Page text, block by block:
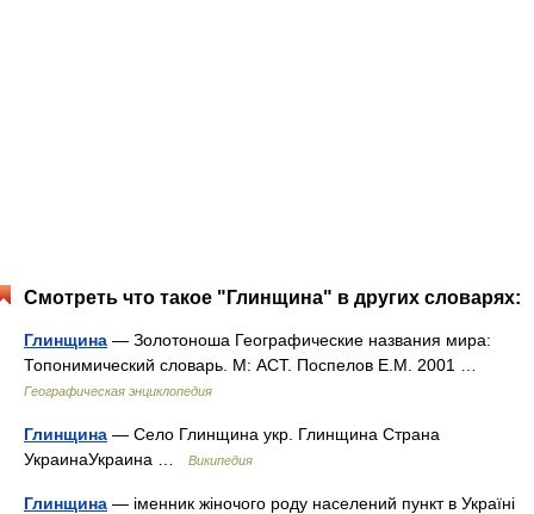
Смотреть что такое "Глинщина" в других словарях:
Глинщина — Золотоноша Географические названия мира:
Топонимический словарь. М: АСТ. Поспелов Е.М. 2001 …
Географическая энциклопедия
Глинщина — Село Глинщина укр. Глинщина Страна
УкраинаУкраина …
Википедия
Глинщина — іменник жіночого роду населений пункт в Україні